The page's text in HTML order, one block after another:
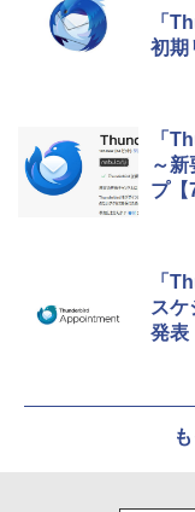
「
初期
「
～
プ【
「
ス
発表